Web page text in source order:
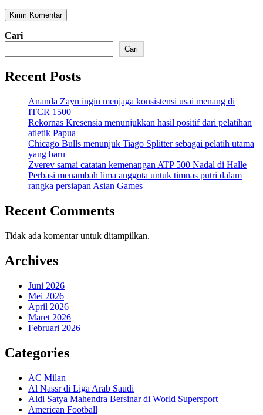
Cari
Cari
Recent Posts
Ananda Zayn ingin menjaga konsistensi usai menang di
ITCR 1500
Rekornas Kresensia menunjukkan hasil positif dari pelatihan
atletik Papua
Chicago Bulls menunjuk Tiago Splitter sebagai pelatih utama
yang baru
Zverev samai catatan kemenangan ATP 500 Nadal di Halle
Perbasi menambah lima anggota untuk timnas putri dalam
rangka persiapan Asian Games
Recent Comments
Tidak ada komentar untuk ditampilkan.
Archives
Juni 2026
Mei 2026
April 2026
Maret 2026
Februari 2026
Categories
AC Milan
Al Nassr di Liga Arab Saudi
Aldi Satya Mahendra Bersinar di World Supersport
American Football